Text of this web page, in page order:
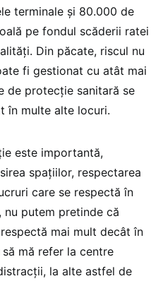
terminale și 80.000 de
pe fondul scăderii ratei
Din păcate, riscul nu
fi gestionat cu atât mai
de protecție sanitară se
în multe alte locuri.
este importantă,
spațiilor, respectarea
care se respectă în
nu putem pretinde că
mai mult decât în
mă refer la centre
la alte astfel de